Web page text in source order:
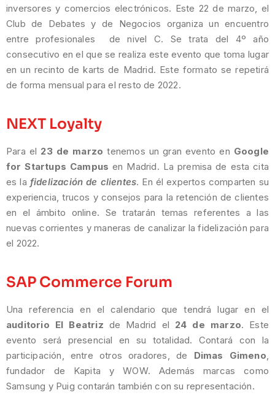
inversores y comercios electrónicos. Este 22 de marzo, el
Club de Debates y de Negocios organiza un encuentro
entre profesionales de nivel C. Se trata del 4º año
consecutivo en el que se realiza este evento que toma lugar
en un recinto de karts de Madrid. Este formato se repetirá
de forma mensual para el resto de 2022.
NEXT Loyalty
Para el 23 de marzo tenemos un gran evento en Google
for Startups Campus en Madrid. La premisa de esta cita
es la fidelización de clientes. En él expertos comparten su
experiencia, trucos y consejos para la retención de clientes
en el ámbito online. Se tratarán temas referentes a las
nuevas corrientes y maneras de canalizar la fidelización para
el 2022.
SAP Commerce Forum
Una referencia en el calendario que tendrá lugar en el
auditorio El Beatriz de Madrid el 24 de marzo. Este
evento será presencial en su totalidad. Contará con la
participación, entre otros oradores, de Dimas Gimeno,
fundador de Kapita y WOW. Además marcas como
Samsung y Puig contarán también con su representación.